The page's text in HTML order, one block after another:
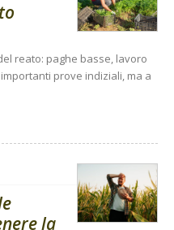
reato: paghe basse, lavoro
prove indiziali, ma a
la